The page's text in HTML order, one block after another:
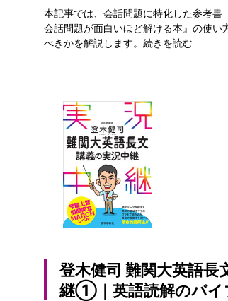
本記事では、会話問題に特化した参考書
会話問題が面白いほど解ける本』の使い
べきかを解説します。 続きを読む
登木健司 難関大英語長
継①｜英語読解のバイ